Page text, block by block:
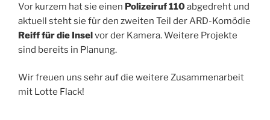
Vor kurzem hat sie einen Polizeiruf 110abgedreht und
aktuell steht sie für den zweiten Teil der ARD-Komödie
Reiff für die Inselvor der Kamera. Weitere Projekte
sind bereits in Planung.
Wir freuen uns sehr auf die weitere Zusammenarbeit
mit Lotte Flack!